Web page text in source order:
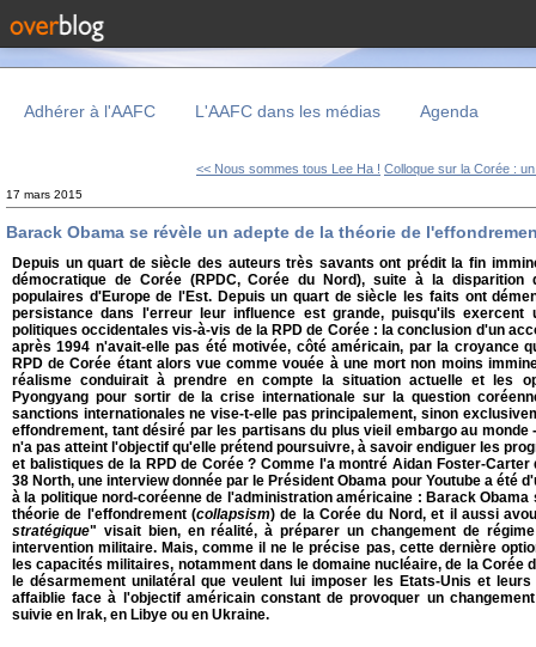
Adhérer à l'AAFC L'AAFC dans les médias Agenda
<< Nous sommes tous Lee Ha ! Colloque sur la Corée :
17 mars 2015
Barack Obama se révèle un adepte de la théorie de
Depuis un quart de siècle des auteurs très savants ont prédit la fin
démocratique de Corée (RPDC, Corée du Nord), suite à la disparition
populaires d'Europe de l'Est. Depuis un quart de siècle les faits ont
persistance dans l'erreur leur influence est grande, puisqu'ils exercent
politiques occidentales vis-à-vis de la RPD de Corée : la conclusion d'un
après 1994 n'avait-elle pas été motivée, côté américain, par la croyance
RPD de Corée étant alors vue comme vouée à une mort non moins
réalisme conduirait à prendre en compte la situation actuelle et les
Pyongyang pour sortir de la crise internationale sur la question
sanctions internationales ne vise-t-elle pas principalement, sinon
effondrement, tant désiré par les partisans du plus vieil embargo au monde
n'a pas atteint l'objectif qu'elle prétend poursuivre, à savoir endiguer les
et balistiques de la RPD de Corée ? Comme l'a montré Aidan Foster-
38 North, une interview donnée par le Président Obama pour Youtube a été
à la politique nord-coréenne de l'administration américaine : Barack
théorie de l'effondrement (collapsism) de la Corée du Nord, et il aussi
stratégique" visait bien, en réalité, à préparer un changement de
intervention militaire. Mais, comme il ne le précise pas, cette dernière
les capacités militaires, notamment dans le domaine nucléaire, de la Corée
le désarmement unilatéral que veulent lui imposer les Etats-Unis et
affaiblie face à l'objectif américain constant de provoquer un
suivie en Irak, en Libye ou en Ukraine.